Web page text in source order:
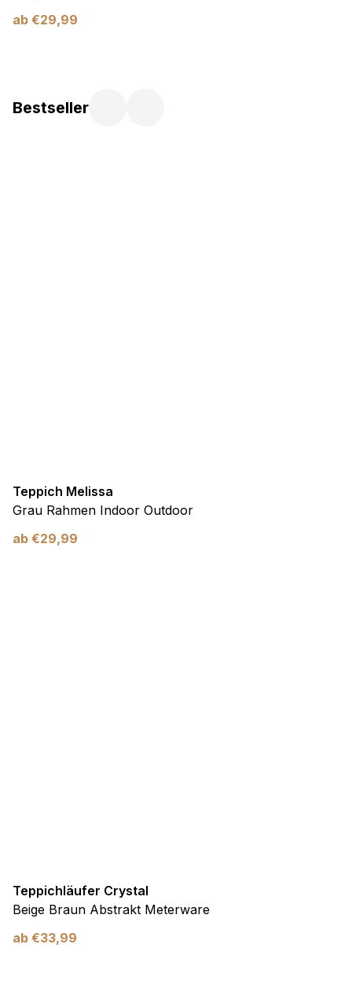
ab €29,99
Bestseller
Teppich Melissa
Grau Rahmen Indoor Outdoor
ab €29,99
Teppichläufer Crystal
Beige Braun Abstrakt Meterware
ab €33,99